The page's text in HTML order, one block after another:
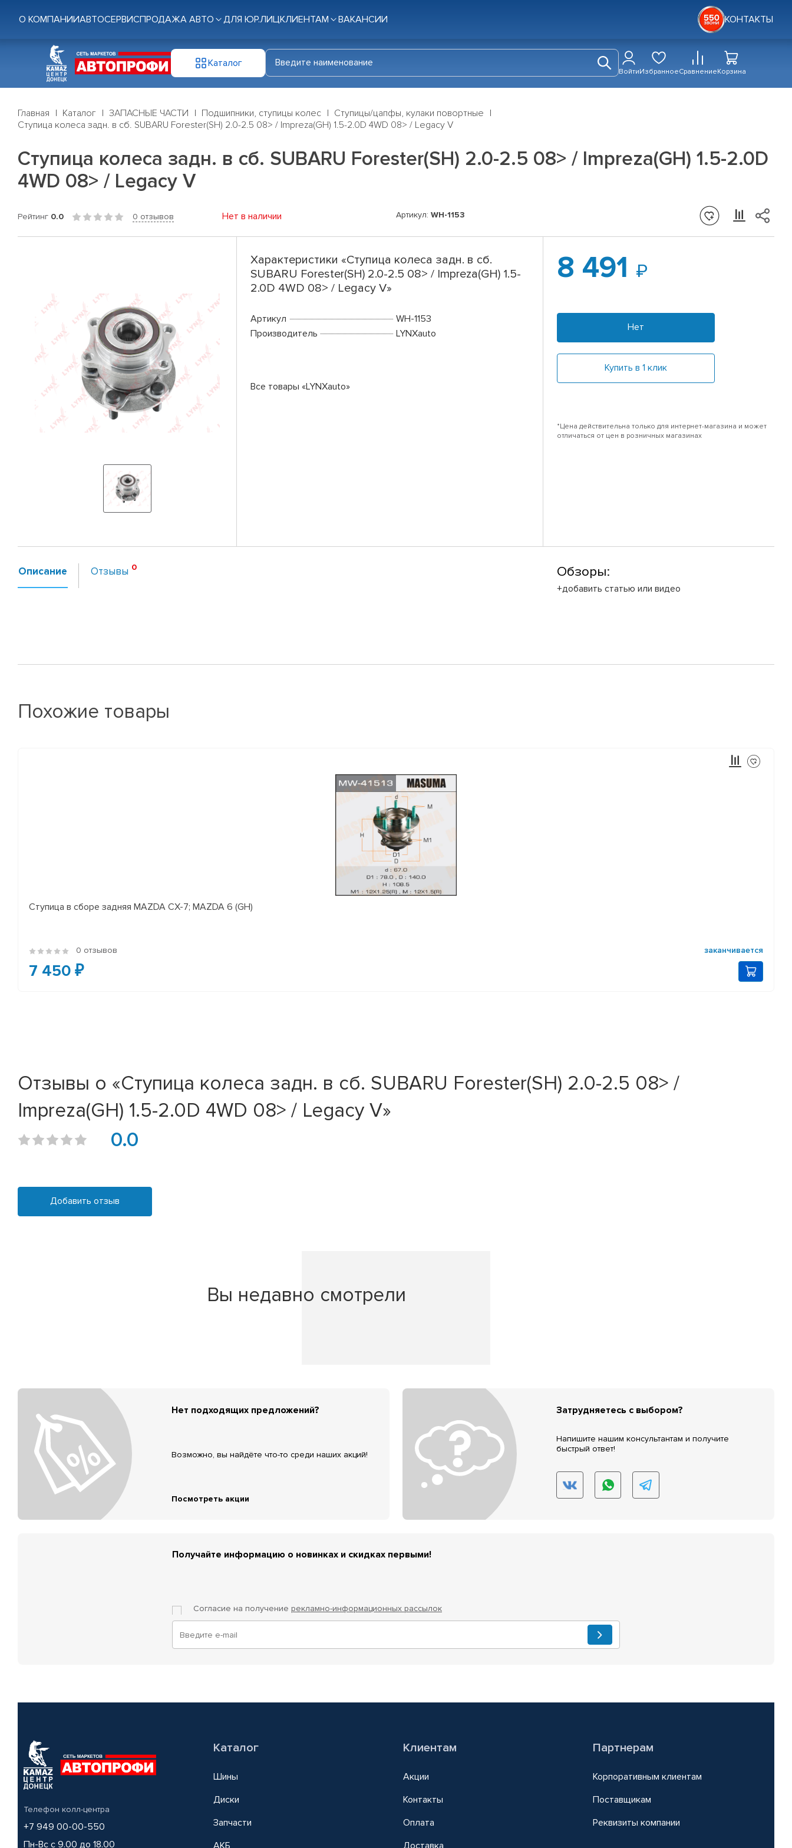
О КОМПАНИИАВТОСЕРВИСПРОДАЖА АВТО ДЛЯ ЮР.ЛИЦКЛИЕНТАМ ВАКАНСИИ КОНТАКТЫ
Каталог
ВойтиИзбранноеСравнениеКорзина
Главная Каталог ЗАПАСНЫЕ ЧАСТИ Подшипники, ступицы колес
Ступицы/цапфы, кулаки повортные
Ступица колеса задн. в сб. SUBARU Forester(SH) 2.0-2.5 08> / Impreza(GH) 1.5-2.0D 4WD 08> / Legacy V
Ступица колеса задн. в сб. SUBARU Forester(SH) 2.0-2.5 08> / Impreza(GH) 1.5-2.0D
4WD 08> / Legacy V
Рейтинг 0.0 0 отзывов Нет в наличии Артикул: WH-1153
Характеристики «Ступица колеса задн. в сб.
SUBARU Forester(SH) 2.0-2.5 08> / Impreza(GH) 1.5-
2.0D 4WD 08> / Legacy V»
Артикул
WH-1153
Производитель
LYNXauto
Все товары «LYNXauto»
8 491
Нет
Купить в 1 клик
*Цена действительна только для интернет-магазина и может
отличаться от цен в розничных магазинах
Описание Отзывы Обзоры:
+добавить статью или видео
Похожие товары
Ступица в сборе задняя MAZDA CX-7; MAZDA 6 (GH)
0 отзывов заканчивается
7 450 ₽
Отзывы о «Ступица колеса задн. в сб. SUBARU Forester(SH) 2.0-2.5 08> /
Impreza(GH) 1.5-2.0D 4WD 08> / Legacy V»
0.0
Добавить отзыв
Вы недавно смотрели
Нет подходящих предложений?
Возможно, вы найдёте что-то среди наших акций!
Посмотреть акции
Затрудняетесь с выбором?
Напишите нашим консультантам и получите
быстрый ответ!
Получайте информацию о новинках и скидках первыми!
Согласие на получение рекламно-информационных рассылок
Телефон колл-центра
+7 949 00-00-550
Пн-Вс с 9.00 до 18.00
Каталог
Шины
Диски
Запчасти
АКБ
Клиентам
Акции
Контакты
Оплата
Доставка
Партнерам
Корпоративным клиентам
Поставщикам
Реквизиты компании